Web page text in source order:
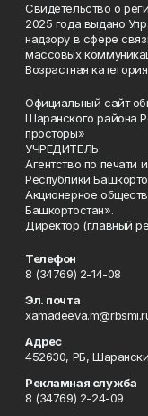
Свидетельство о
2025 года выдано
надзору в сфере
массовых
Возрастная
Официальный сайт
Шаранского района
просторы»
УЧРЕДИТЕЛЬ:
Агентство по
Республики
Акционерное
Башкортостан».
Директор (главный
Телефон
8 (34769) 2-14-08
Эл. почта
Адрес
452630, РБ,
Рекламная служба
8 (34769) 2-24-09